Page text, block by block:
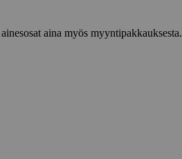
aina myös myyntipakkauksesta.